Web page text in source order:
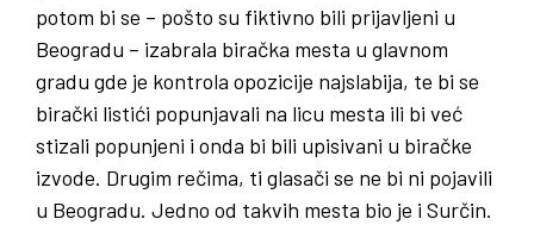
potom bi se – pošto su fiktivno bili prijavljeni u
Beogradu – izabrala biračka mesta u glavnom
gradu gde je kontrola opozicije najslabija, te bi se
birački listići popunjavali na licu mesta ili bi već
stizali popunjeni i onda bi bili upisivani u biračke
izvode. Drugim rečima, ti glasači se ne bi ni pojavili
u Beogradu. Jedno od takvih mesta bio je i Surčin.